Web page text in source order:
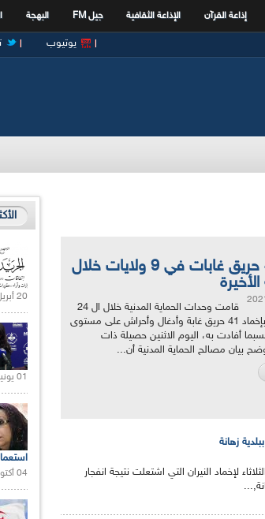
إذاعة القرآن الإذاعة الثقافية جيل FM البهجة
يوتيوب
إخماد 41 حريق غابات في 9 ولايات خلال
قامت وحدات الحماية المدنية خلال ال 24
ساعة الأخيرة بإخماد 41 حريق غابة وأدغال وأحراش على مستوى
حسبما أفادت به، اليوم الاثنين حصيلة ذات
بيان مصالح الحماية المدنية أن...
زهانة
لإخماد النيران التي اشتعلت نتيجة انفجار
20 أبريل 2021 |
01 يونيو 2021 |
04 أكتوبر 2020 |